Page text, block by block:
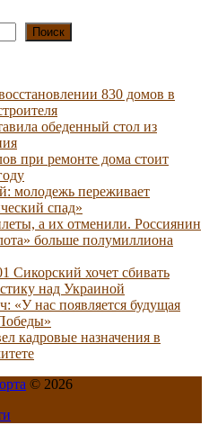
Поиск
830 домов в
обеденный стол из
при ремонте дома стоит
молодежь переживает
спад»
а их отменили. Россиянин
больше полумиллиона
Сикорский хочет сбивать
над Украиной
«У нас появляется будущая
кадровые назначения в
© 2026